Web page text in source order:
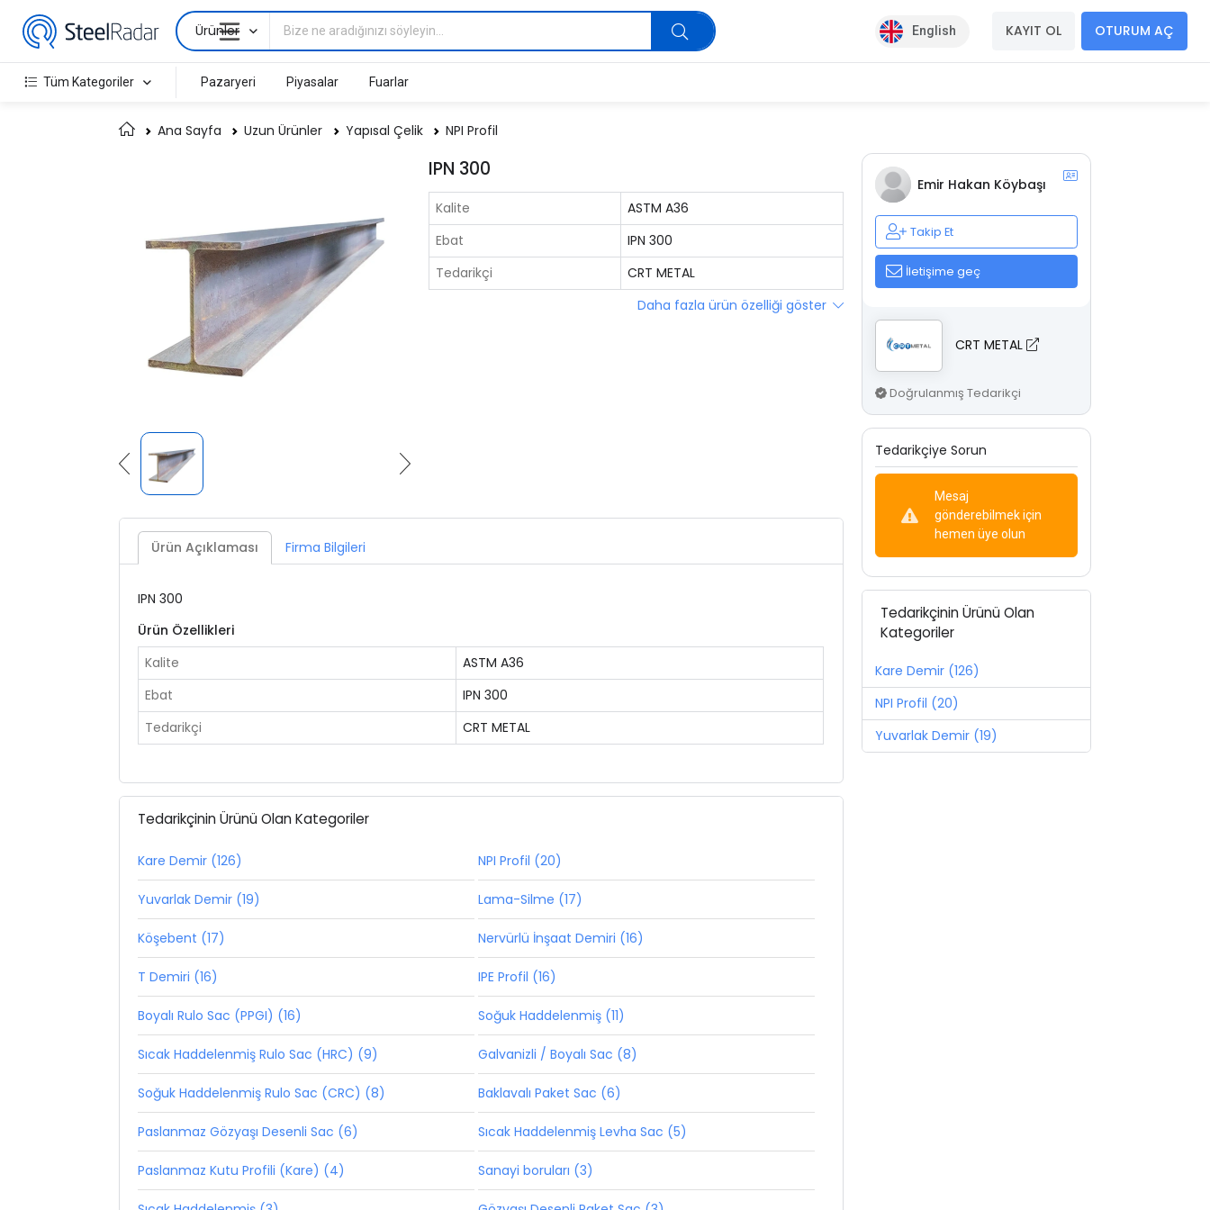
Ürünler English KAYIT OL OTURUM AÇ
Tüm Kategoriler Pazaryeri Piyasalar Fuarlar
Ana Sayfa Uzun Ürünler Yapısal Çelik NPI Profil
IPN 300
Kalite
ASTM A36
Ebat
IPN 300
Tedarikçi
CRT METAL
Daha fazla ürün özelliği göster
Ürün Açıklaması Firma Bilgileri
IPN 300
Ürün Özellikleri
Kalite
ASTM A36
Ebat
IPN 300
Tedarikçi
CRT METAL
Tedarikçinin Ürünü Olan Kategoriler
Kare Demir (126) NPI Profil (20)
Yuvarlak Demir (19) Lama-Silme (17)
Köşebent (17) Nervürlü İnşaat Demiri (16)
T Demiri (16) IPE Profil (16)
Boyalı Rulo Sac (PPGI) (16) Soğuk Haddelenmiş (11)
Sıcak Haddelenmiş Rulo Sac (HRC) (9) Galvanizli / Boyalı Sac (8)
Soğuk Haddelenmiş Rulo Sac (CRC) (8) Baklavalı Paket Sac (6)
Paslanmaz Gözyaşı Desenli Sac (6) Sıcak Haddelenmiş Levha Sac (5)
Paslanmaz Kutu Profili (Kare) (4) Sanayi boruları (3)
Emir Hakan Köybaşı
Takip Et
İletişime geç
CRT METAL
Doğrulanmış Tedarikçi
Tedarikçiye Sorun
Mesaj
gönderebilmek için
hemen üye olun
Tedarikçinin Ürünü Olan
Kategoriler
Kare Demir (126)
NPI Profil (20)
Yuvarlak Demir (19)